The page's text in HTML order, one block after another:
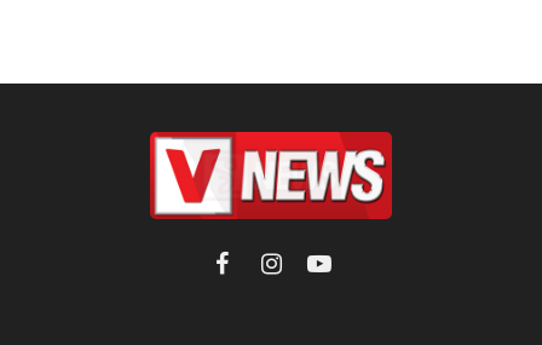
FacebookInstagramYouTube